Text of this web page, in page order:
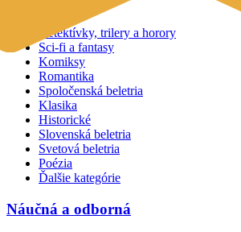
Detektívky, trilery a horory
Sci-fi a fantasy
Komiksy
Romantika
Spoločenská beletria
Klasika
Historické
Slovenská beletria
Svetová beletria
Poézia
Ďalšie kategórie
Náučná a odborná